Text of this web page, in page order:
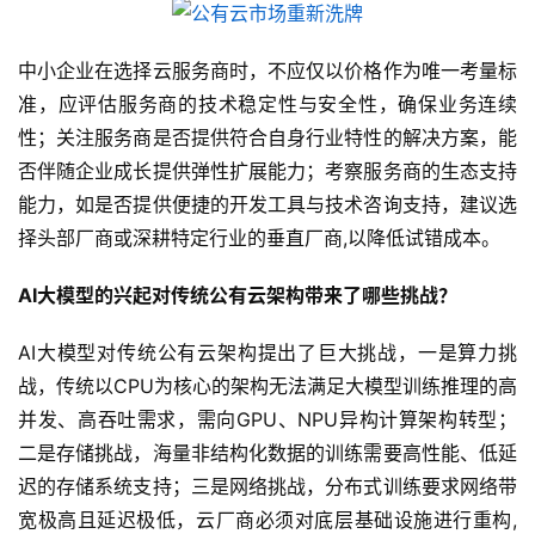
动
态
标
签
归
档
中小企业在选择云服务商时，不应仅以价格作为唯一考量标
准，应评估服务商的技术稳定性与安全性，确保业务连续
性；关注服务商是否提供符合自身行业特性的解决方案，能
否伴随企业成长提供弹性扩展能力；考察服务商的生态支持
能力，如是否提供便捷的开发工具与技术咨询支持，建议选
择头部厂商或深耕特定行业的垂直厂商,以降低试错成本。
AI大模型的兴起对传统公有云架构带来了哪些挑战？
AI大模型对传统公有云架构提出了巨大挑战，一是算力挑
战，传统以CPU为核心的架构无法满足大模型训练推理的高
并发、高吞吐需求，需向GPU、NPU异构计算架构转型；
二是存储挑战，海量非结构化数据的训练需要高性能、低延
迟的存储系统支持；三是网络挑战，分布式训练要求网络带
宽极高且延迟极低，云厂商必须对底层基础设施进行重构,